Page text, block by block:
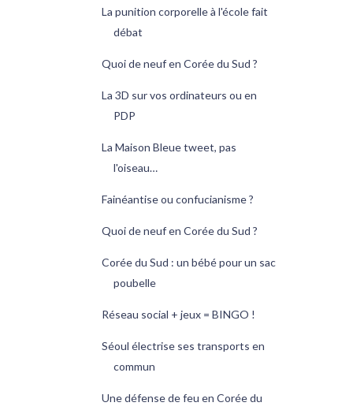
La punition corporelle à l'école fait
débat
Quoi de neuf en Corée du Sud ?
La 3D sur vos ordinateurs ou en
PDP
La Maison Bleue tweet, pas
l'oiseau…
Fainéantise ou confucianisme ?
Quoi de neuf en Corée du Sud ?
Corée du Sud : un bébé pour un sac
poubelle
Réseau social + jeux = BINGO !
Séoul électrise ses transports en
commun
Une défense de feu en Corée du